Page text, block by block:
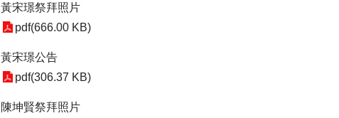
黃宋璟祭拜照片
pdf(666.00 KB)
黃宋璟公告
pdf(306.37 KB)
陳坤賢祭拜照片